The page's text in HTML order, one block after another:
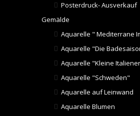
Posterdruck- Ausverkauf
Gemälde
Aquarelle " Mediterrane
Aquarelle "Die
Aquarelle "Kleine
Aquarelle "Schweden"
Aquarelle auf Leinwand
Aquarelle Blumen